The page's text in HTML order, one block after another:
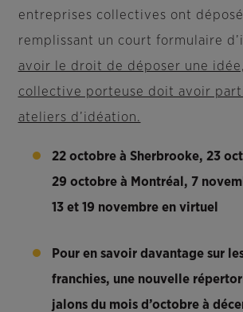
entreprises collectives ont
remplissant un court formulaire
avoir le droit de déposer une
collective porteuse doit avoir
ateliers d’idéation.
22 octobre à Sherbrooke, 23
29 octobre à Montréal, 7
13 et 19 novembre en virtuel
Pour en savoir davantage sur
franchies, une nouvelle
jalons du mois d’octobre à